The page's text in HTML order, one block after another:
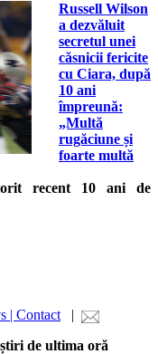
Russell Wilson
a dezvăluit
secretul unei
căsnicii fericite
cu Ciara, după
10 ani
împreună:
„Multă
rugăciune și
foarte multă
recent 10 ani de
| Contact |
de ultima oră